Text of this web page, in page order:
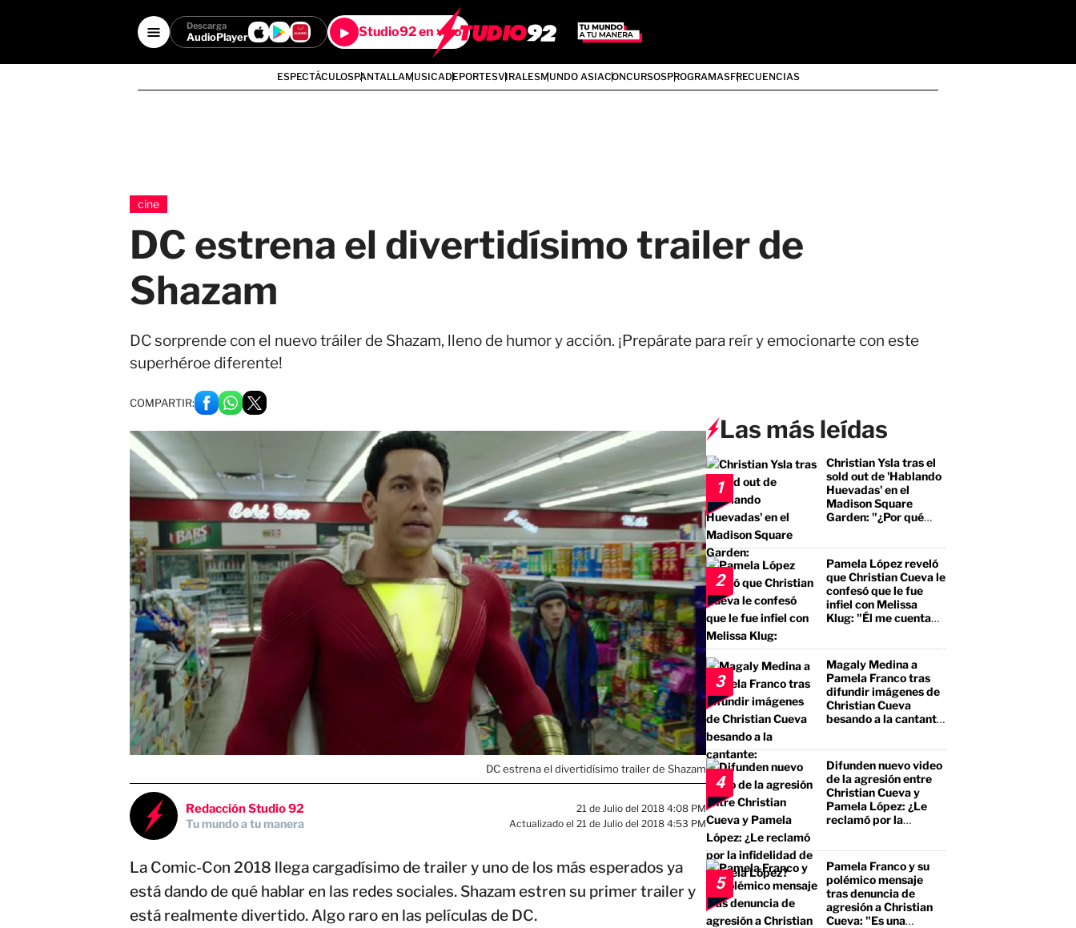
Descarga
AudioPlayer Studio92 en vivo
ESPECTÁCULOSPANTALLAMUSICADEPORTESVIRALESMUNDO ASIACONCURSOSPROGRAMASFRECUENCIAS
cine
DC estrena el divertidísimo trailer de
Shazam
DC sorprende con el nuevo tráiler de Shazam, lleno de humor y acción. ¡Prepárate para reír y emocionarte con este
superhéroe diferente!
COMPARTIR:
DC estrena el divertidísimo trailer de Shazam
Redacción Studio 92
Tu mundo a tu manera
21 de Julio del 2018 4:08 PM
Actualizado el 21 de Julio del 2018 4:53 PM
La Comic-Con 2018 llega cargadísimo de trailer y uno de los más esperados ya
está dando de qué hablar en las redes sociales. Shazam estren su primer trailer y
está realmente divertido. Algo raro en las películas de DC.
Las más leídas
1
Christian Ysla tras el
sold out de 'Hablando
Huevadas' en el
Madison Square
Garden: "¿Por qué
2
Pamela López reveló
que Christian Cueva le
confesó que le fue
infiel con Melissa
Klug: "Él me cuenta
3
Magaly Medina a
Pamela Franco tras
difundir imágenes de
Christian Cueva
besando a la cantante:
a un borracho, a un
pegalón"
4
Difunden nuevo video
de la agresión entre
Christian Cueva y
Pamela López: ¿Le
reclamó por la
5
Pamela Franco y su
polémico mensaje
tras denuncia de
agresión a Christian
Cueva: "Es una